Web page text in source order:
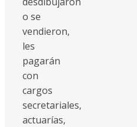
o se
vendieron,
les
pagarán
con
cargos
secretariales,
actuarías,